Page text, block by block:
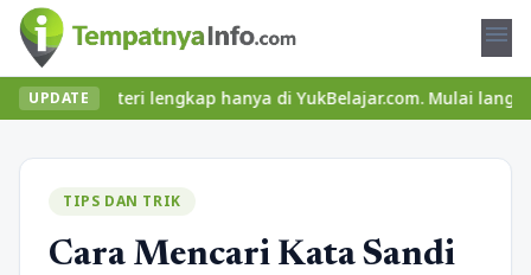
menu
UPDATE
materi lengkap hanya di YukBelajar.com. Mulai langkah
TIPS DAN TRIK
Cara Mencari Kata Sandi